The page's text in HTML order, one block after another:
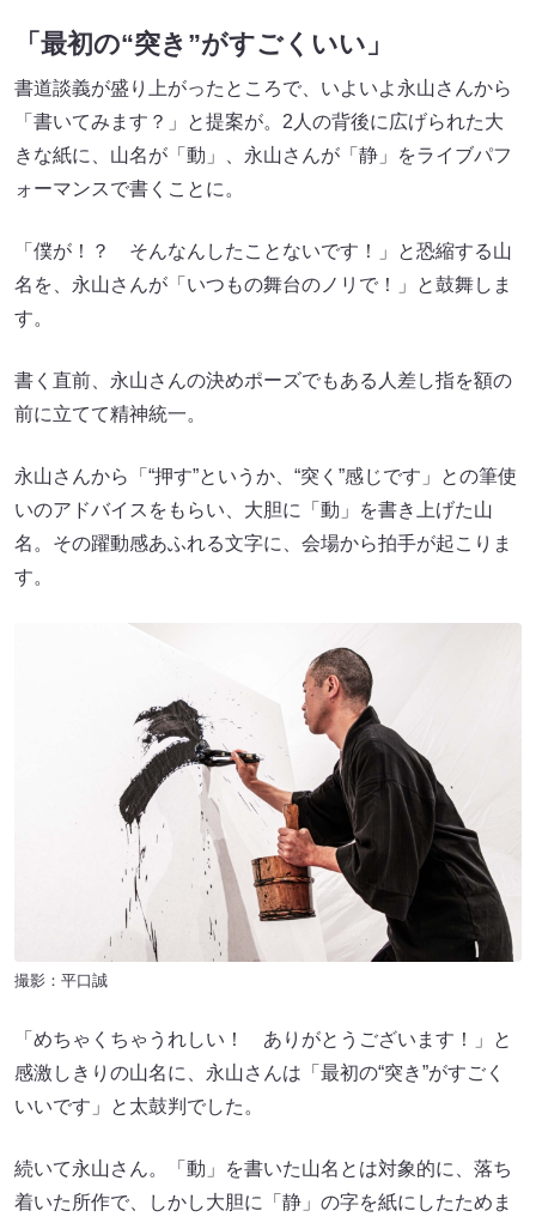
「最初の“突き”がすごくいい」
書道談義が盛り上がったところで、いよいよ永山さんから
「書いてみます？」と提案が。2人の背後に広げられた大
きな紙に、山名が「動」、永山さんが「静」をライブパフ
ォーマンスで書くことに。
「僕が！？ そんなんしたことないです！」と恐縮する山
名を、永山さんが「いつもの舞台のノリで！」と鼓舞しま
す。
書く直前、永山さんの決めポーズでもある人差し指を額の
前に立てて精神統一。
永山さんから「“押す”というか、“突く”感じです」との筆使
いのアドバイスをもらい、大胆に「動」を書き上げた山
名。その躍動感あふれる文字に、会場から拍手が起こりま
す。
撮影：平口誠
「めちゃくちゃうれしい！ ありがとうございます！」と
感激しきりの山名に、永山さんは「最初の“突き”がすごく
いいです」と太鼓判でした。
続いて永山さん。「動」を書いた山名とは対象的に、落ち
着いた所作で、しかし大胆に「静」の字を紙にしたためま